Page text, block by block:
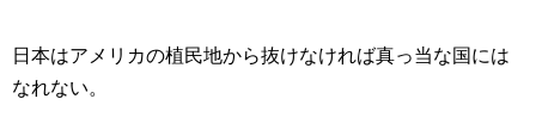
日本はアメリカの植民地から抜けなければ真っ当な国には
なれない。